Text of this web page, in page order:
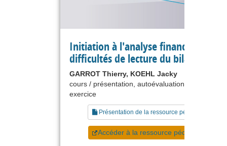
Initiation à l'analyse financière - Les
difficultés de lecture du bilan
GARROT Thierry, KOEHL Jacky
cours / présentation, autoévaluation, étude de
exercice
Présentation de la ressource pédagogique
Accéder à la ressource pédagogique